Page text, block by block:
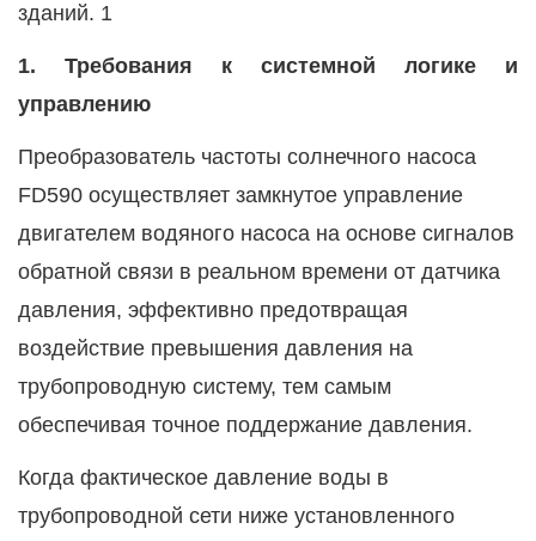
1. Требования к системной логике и
управлению
Преобразователь частоты солнечного насоса
FD590 осуществляет замкнутое управление
двигателем водяного насоса на основе сигналов
обратной связи в реальном времени от датчика
давления, эффективно предотвращая
воздействие превышения давления на
трубопроводную систему, тем самым
обеспечивая точное поддержание давления.
Когда фактическое давление воды в
трубопроводной сети ниже установленного